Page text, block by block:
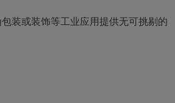
装或装饰等工业应用提供无可挑剔的